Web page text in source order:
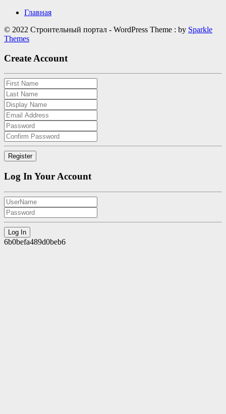
Главная
© 2022 Строительный портал - WordPress Theme : by Sparkle
Themes
Create Account
Log In Your Account
6b0befa489d0beb6